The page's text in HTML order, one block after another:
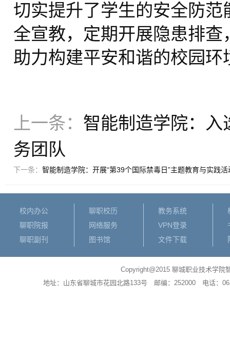
切实提升了学生的安全防
全宣教，定期开展隐患排
助力构建平安和谐的校园环
上一条： 智能制造学院：入
务团队
下一条： 智能制造学院：开展“第39个国际禁毒日”主题教育与实践活
校内办公
聊职院报
聊职副刊
聊职校历
网络服务
图书馆
教务系统
VPN登录
文件下载
Copyright@2015 聊城职业技术学
地址：山东省聊城市花园北路133号 邮编：252000 电话：